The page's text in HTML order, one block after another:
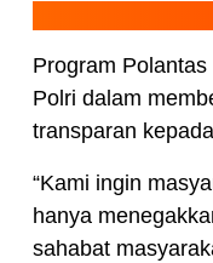
Program
Polri dalam
transparan
“Kami ingin
hanya
sahabat